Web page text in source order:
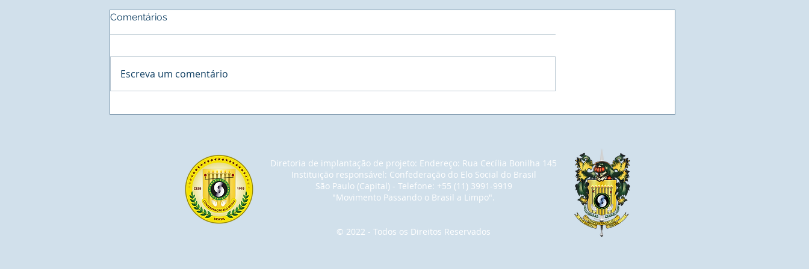
o Sistema INER de Residuos
em um espaço que se abre
para aumentarmos o nosso
conhecimento e
construirmos a vaga que
tanto queremos.
Comentários
Escreva um comentário
Diretoria de implantação de projeto: Endereço: Rua Cecília Bonilha 145
Instituição responsável: Confederação do Elo Social do Brasil
São Paulo (Capital) - Telefone: +55 (11) 3991-9919
"Movimento Passando o Brasil a Limpo".
© 2022 - Todos os Direitos Reservados